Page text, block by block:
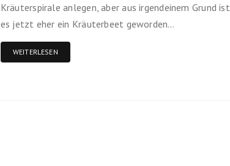
Kräuterspirale anlegen, aber aus irgendeinem Grund ist
es jetzt eher ein Kräuterbeet geworden…
WEITERLESEN